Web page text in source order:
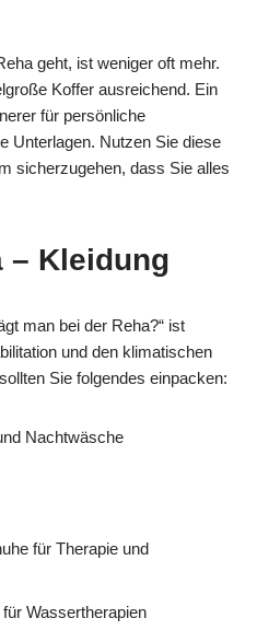
geht, ist weniger oft mehr.
Koffer ausreichend. Ein
für persönliche
Unterlagen. Nutzen Sie diese
sicherzugehen, dass Sie alles
– Kleidung
man bei der Reha?“ ist
und den klimatischen
Sie folgendes einpacken:
Nachtwäsche
für Therapie und
Wassertherapien